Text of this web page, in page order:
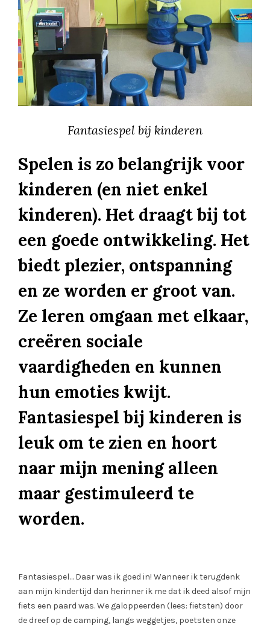
Fantasiespel bij kinderen
Spelen is zo belangrijk voor
kinderen (en niet enkel
kinderen). Het draagt bij tot
een goede ontwikkeling. Het
biedt plezier, ontspanning
en ze worden er groot van.
Ze leren omgaan met elkaar,
creëren sociale
vaardigheden en kunnen
hun emoties kwijt.
Fantasiespel bij kinderen is
leuk om te zien en hoort
naar mijn mening alleen
maar gestimuleerd te
worden.
Fantasiespel… Daar was ik goed in! Wanneer ik terugdenk
aan mijn kindertijd dan herinner ik me dat ik deed alsof mijn
fiets een paard was. We galoppeerden (lees: fietsten) door
de dreef op de camping, langs weggetjes, poetsten onze